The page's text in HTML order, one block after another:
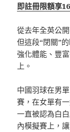
即註冊限額享
從去年全英公
但這段“閉關”
強化體能、豐
上。
中國羽球在男
賽，在女單有
一直被認為白
內模擬賽上，